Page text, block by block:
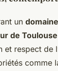
un
de Toulouse
et respect de
comme